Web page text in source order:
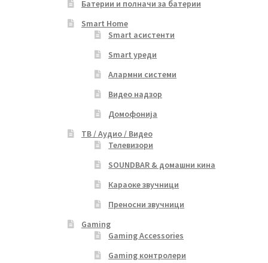
Батерии и полначи за батерии
Smart Home
Smart асистенти
Smart уреди
Алармни системи
Видео надзор
Домофонија
ТВ / Аудио / Видео
Телевизори
SOUNDBAR & домашни кина
Караоке звучници
Преносни звучници
Gaming
Gaming Accessories
Gaming контролери